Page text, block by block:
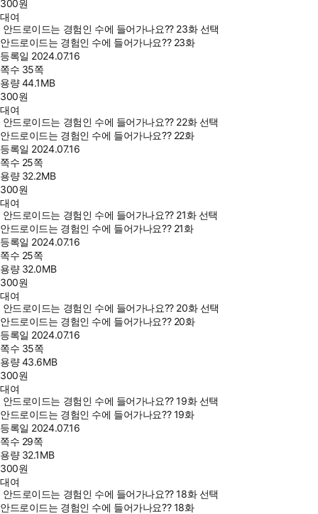
300원
대여
안드로이드는 경험인 수에 들어가나요?? 23화 선택
안드로이드는 경험인 수에 들어가나요?? 23화
등록일 2024.07.16
쪽수 35쪽
용량44.1MB
300원
대여
안드로이드는 경험인 수에 들어가나요?? 22화 선택
안드로이드는 경험인 수에 들어가나요?? 22화
등록일 2024.07.16
쪽수 25쪽
용량 32.2MB
300원
대여
안드로이드는 경험인 수에 들어가나요?? 21화 선택
안드로이드는 경험인 수에 들어가나요?? 21화
등록일 2024.07.16
쪽수 25쪽
용량 32.0MB
300원
대여
안드로이드는 경험인 수에 들어가나요?? 20화 선택
안드로이드는 경험인 수에 들어가나요?? 20화
등록일 2024.07.16
쪽수 35쪽
용량43.6MB
300원
대여
안드로이드는 경험인 수에 들어가나요?? 19화 선택
안드로이드는 경험인 수에 들어가나요?? 19화
등록일 2024.07.16
쪽수 29쪽
용량 32.1MB
300원
대여
안드로이드는 경험인 수에 들어가나요?? 18화 선택
안드로이드는 경험인 수에 들어가나요?? 18화